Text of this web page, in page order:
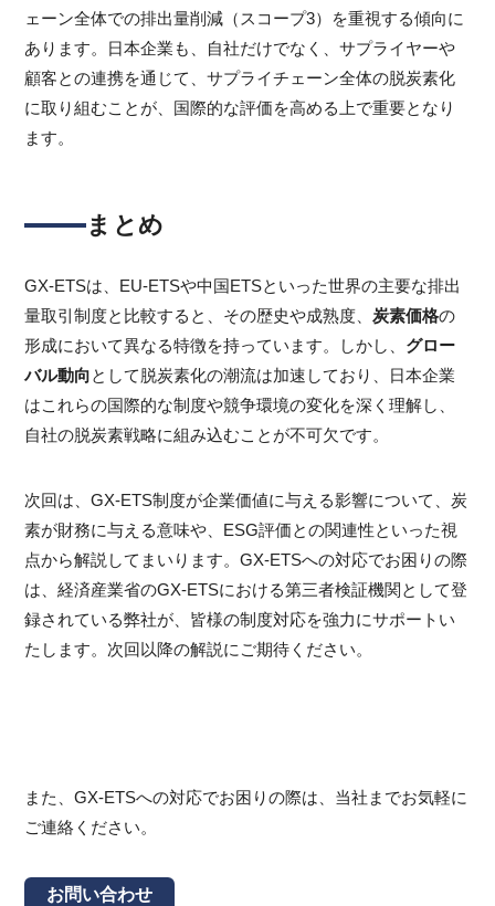
ェーン全体での排出量削減（スコープ3）を重視する傾向に
あります。日本企業も、自社だけでなく、サプライヤーや
顧客との連携を通じて、サプライチェーン全体の脱炭素化
に取り組むことが、国際的な評価を高める上で重要となり
ます。
まとめ
GX-ETSは、EU-ETSや中国ETSといった世界の主要な排出
量取引制度と比較すると、その歴史や成熟度、炭素価格の
形成において異なる特徴を持っています。しかし、 グロー
バル動向として脱炭素化の潮流は加速しており、日本企業
はこれらの国際的な制度や競争環境の変化を深く理解し、
自社の脱炭素戦略に組み込むことが不可欠です。
次回は、GX-ETS制度が企業価値に与える影響について、炭
素が財務に与える意味や、ESG評価との関連性といった視
点から解説してまいります。GX-ETSへの対応でお困りの際
は、経済産業省のGX-ETSにおける第三者検証機関として登
録されている弊社が、皆様の制度対応を強力にサポートい
たします。次回以降の解説にご期待ください。
また、GX-ETSへの対応でお困りの際は、当社までお気軽に
ご連絡ください。
お問い合わせ